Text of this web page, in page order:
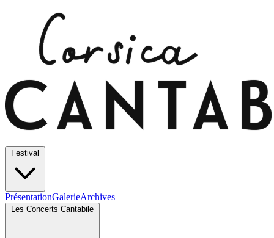
PrésentationGalerieArchives